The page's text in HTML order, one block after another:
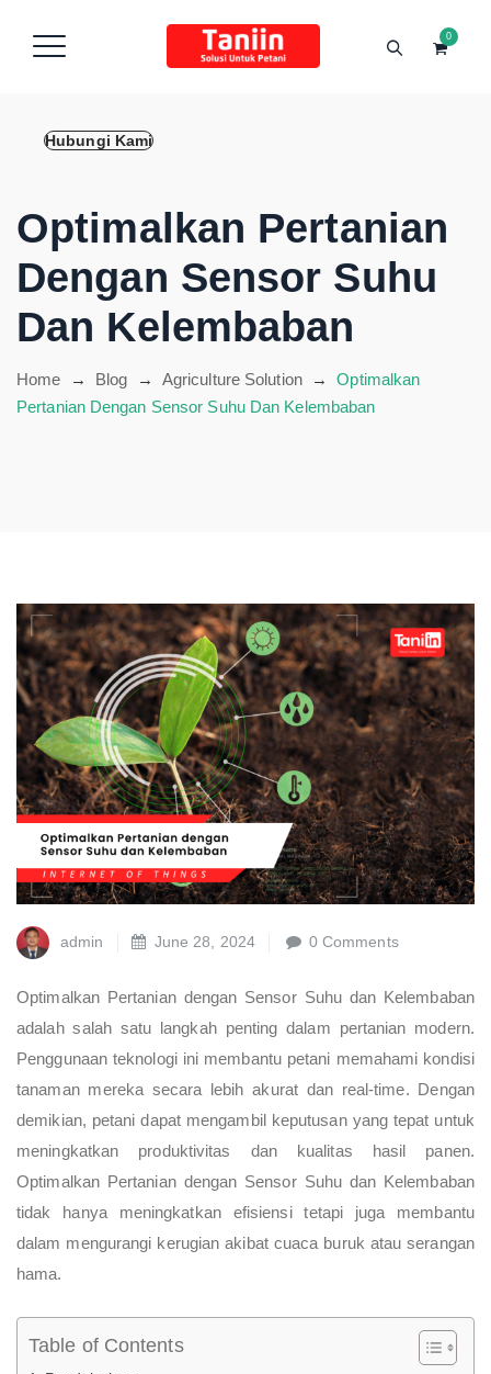
Hubungi Kami
0
Optimalkan Pertanian
Dengan Sensor Suhu
Dan Kelembaban
Home → Blog → Agriculture Solution→Optimalkan
Pertanian Dengan Sensor Suhu Dan Kelembaban
admin June 28, 2024 0 Comments
Optimalkan Pertanian dengan Sensor Suhu dan Kelembaban
adalah salah satu langkah penting dalam pertanian modern.
Penggunaan teknologi ini membantu petani memahami kondisi
tanaman mereka secara lebih akurat dan real-time. Dengan
demikian, petani dapat mengambil keputusan yang tepat untuk
meningkatkan produktivitas dan kualitas hasil panen.
Optimalkan Pertanian dengan Sensor Suhu dan Kelembaban
tidak hanya meningkatkan efisiensi tetapi juga membantu
dalam mengurangi kerugian akibat cuaca buruk atau serangan
hama.
Table of Contents